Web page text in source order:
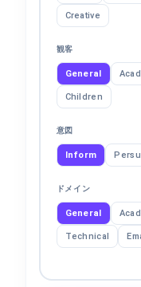
Creative
観客
General
Children
意図
Inform
ドメイン
General
Technical